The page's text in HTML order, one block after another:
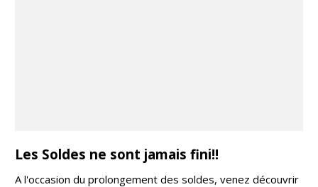
Les Soldes ne sont jamais fini!!
A l'occasion du prolongement des soldes, venez découvrir